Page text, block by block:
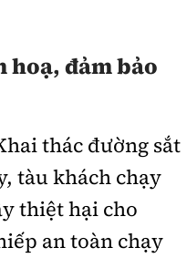
hoạ, đảm bảo
thác đường sắt
tàu khách chạy
thiệt hại cho
an toàn chạy